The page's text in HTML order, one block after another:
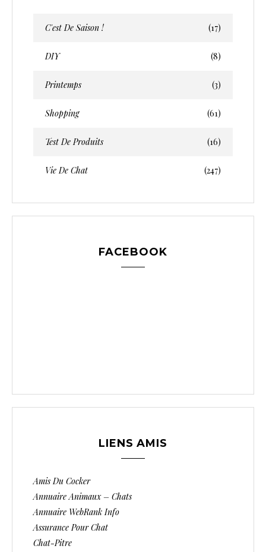
C'est De Saison ! (17)
DIY (8)
Printemps (3)
Shopping (61)
Test De Produits (16)
Vie De Chat (247)
FACEBOOK
LIENS AMIS
Amis Du Cocker
Annuaire Animaux – Chats
Annuaire WebRank Info
Assurance Pour Chat
Chat-Pitre